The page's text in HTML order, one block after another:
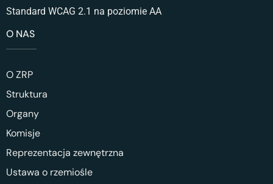
Standard WCAG 2.1 na poziomie AA
O NAS
O ZRP
Struktura
Organy
Komisje
Reprezentacja zewnętrzna
Ustawa o rzemiośle